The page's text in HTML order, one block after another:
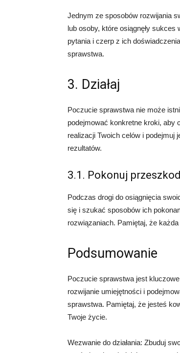
Jednym ze sposobów rozwijania
lub osoby, które osiągnęły
pytania i czerp z ich
sprawstwa.
3. Działaj
Poczucie sprawstwa nie może
podejmować konkretne kroki, aby
realizacji Twoich celów i podejmuj
rezultatów.
3.1. Pokonuj
Podczas drogi do osiągnięcia
się i szukać sposobów ich
rozwiązaniach. Pamiętaj, że
Podsumowanie
Poczucie sprawstwa jest
rozwijanie umiejętności i
sprawstwa. Pamiętaj, że jesteś
Twoje życie.
Wezwanie do działania: Zbuduj